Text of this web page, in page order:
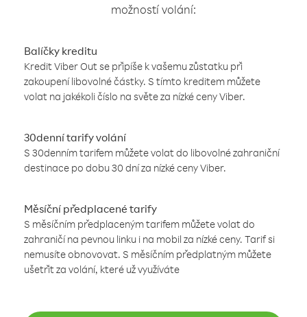
možností volání:
Balíčky kreditu
Kredit Viber Out se připíše k vašemu zůstatku při
zakoupení libovolné částky. S tímto kreditem můžete
volat na jakékoli číslo na světe za nízké ceny Viber.
30denní tarify volání
S 30denním tarifem můžete volat do libovolné zahraniční
destinace po dobu 30 dní za nízké ceny Viber.
Měsíční předplacené tarify
S měsíčním předplaceným tarifem můžete volat do
zahraničí na pevnou linku i na mobil za nízké ceny. Tarif si
nemusíte obnovovat. S měsíčním předplatným můžete
ušetřit za volání, které už využíváte